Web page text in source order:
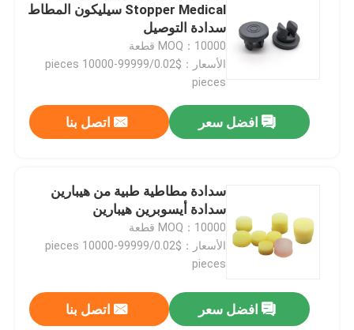
Stopper Medical سيليكون المطاط
سدادة التوصيل
MOQ：10000 قطعة
الأسعار：$0.02/pieces 10000-99999
pieces
افضل سعر اتصل بنا
سدادة مطاطية طبية من هيبارين
سدادة أيسوبرين هيبارين
MOQ：10000 قطعة
الأسعار：$0.02/pieces 10000-99999
pieces
افضل سعر اتصل بنا